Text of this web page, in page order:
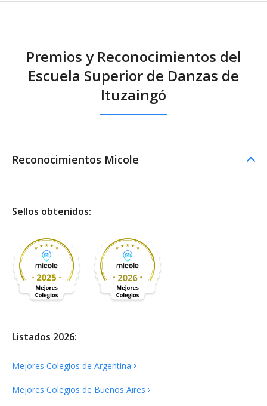
Otros servicios
Premios y Reconocimientos del
Escuela Superior de Danzas de
Ituzaingó
Reconocimientos Micole
Sellos obtenidos:
Listados 2026:
Mejores Colegios de Argentina
Mejores Colegios de Buenos Aires